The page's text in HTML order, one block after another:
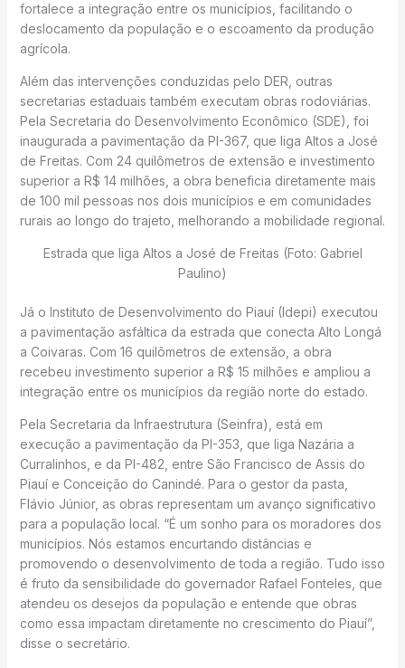
fortalece a integração entre os municípios, facilitando o
deslocamento da população e o escoamento da produção
agrícola.
Além das intervenções conduzidas pelo DER, outras
secretarias estaduais também executam obras rodoviárias.
Pela Secretaria do Desenvolvimento Econômico (SDE), foi
inaugurada a pavimentação da PI-367, que liga Altos a José
de Freitas. Com 24 quilômetros de extensão e investimento
superior a R$ 14 milhões, a obra beneficia diretamente mais
de 100 mil pessoas nos dois municípios e em comunidades
rurais ao longo do trajeto, melhorando a mobilidade regional.
Estrada que liga Altos a José de Freitas (Foto: Gabriel
Paulino)
Já o Instituto de Desenvolvimento do Piauí (Idepi) executou
a pavimentação asfáltica da estrada que conecta Alto Longá
a Coivaras. Com 16 quilômetros de extensão, a obra
recebeu investimento superior a R$ 15 milhões e ampliou a
integração entre os municípios da região norte do estado.
Pela Secretaria da Infraestrutura (Seinfra), está em
execução a pavimentação da PI-353, que liga Nazária a
Curralinhos, e da PI-482, entre São Francisco de Assis do
Piauí e Conceição do Canindé. Para o gestor da pasta,
Flávio Júnior, as obras representam um avanço significativo
para a população local. “É um sonho para os moradores dos
municípios. Nós estamos encurtando distâncias e
promovendo o desenvolvimento de toda a região. Tudo isso
é fruto da sensibilidade do governador Rafael Fonteles, que
atendeu os desejos da população e entende que obras
como essa impactam diretamente no crescimento do Piauí”,
disse o secretário.